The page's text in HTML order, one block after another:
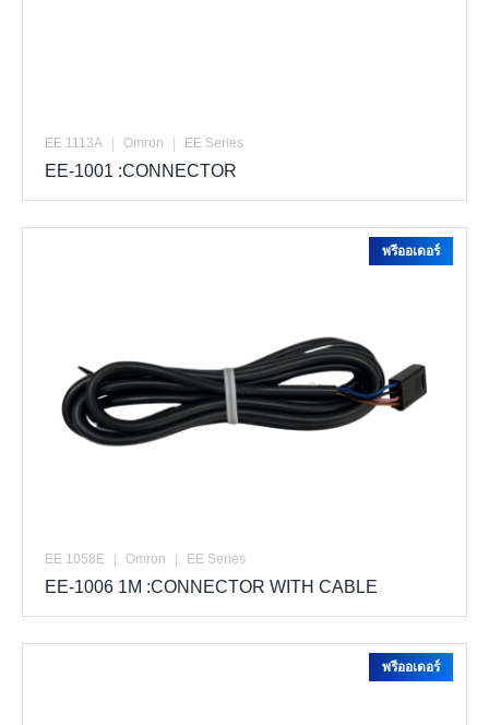
EE 1113A | Omron | EE Series
EE-1001 :CONNECTOR
EE 1058E | Omron | EE Series
EE-1006 1M :CONNECTOR WITH CABLE
พรีออเดอร์
พรีออเดอร์